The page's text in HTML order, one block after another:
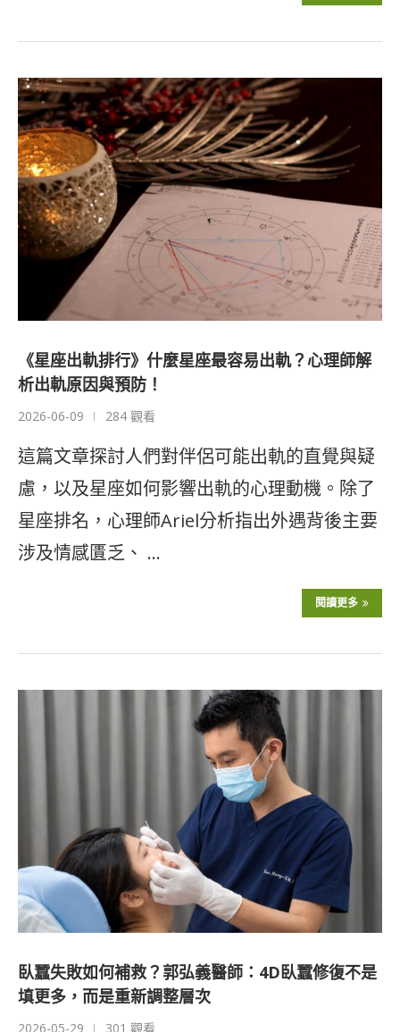
《星座出軌排行》什麼星座最容易出軌？心理師解
析出軌原因與預防！
2026-06-09 284 觀看
這篇文章探討人們對伴侶可能出軌的直覺與疑
慮，以及星座如何影響出軌的心理動機。除了
星座排名，心理師Ariel分析指出外遇背後主要
涉及情感匱乏、 …
閱讀更多
臥蠶失敗如何補救？郭弘義醫師：4D臥蠶修復不是
填更多，而是重新調整層次
2026-05-29 301 觀看